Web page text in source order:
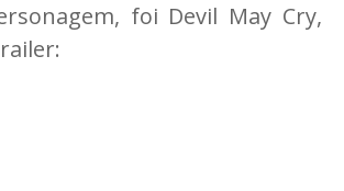
foi Devil May Cry,